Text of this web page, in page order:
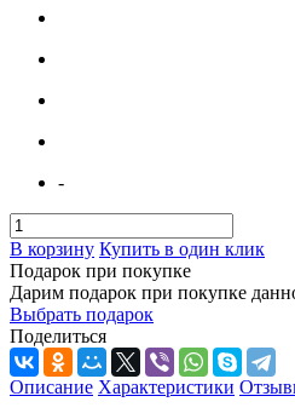
-
В корзину Купить в один клик
Подарок при покупке
Дарим подарок при покупке
Выбрать подарок
Поделиться
Описание Характеристики